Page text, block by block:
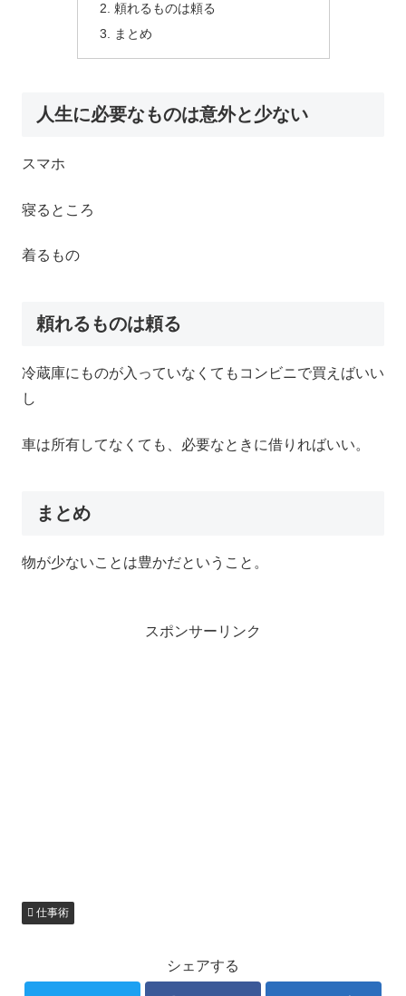
頼れるものは頼る
まとめ
人生に必要なものは意外と少ない
スマホ
寝るところ
着るもの
頼れるものは頼る
冷蔵庫にものが入っていなくてもコンビニで買えばいい
し
車は所有してなくても、必要なときに借りればいい。
まとめ
物が少ないことは豊かだということ。
スポンサーリンク
仕事術
シェアする